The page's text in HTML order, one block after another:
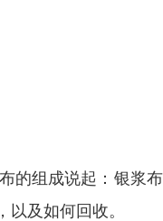
的组成说起：银浆
及如何回收。